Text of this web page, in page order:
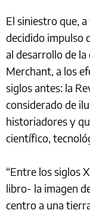
El siniestro que,
decidido impulso
al desarrollo de la
Merchant, a los
siglos antes: la
considerado de
historiadores y
científico,
“Entre los siglos
libro- la imagen
centro a una